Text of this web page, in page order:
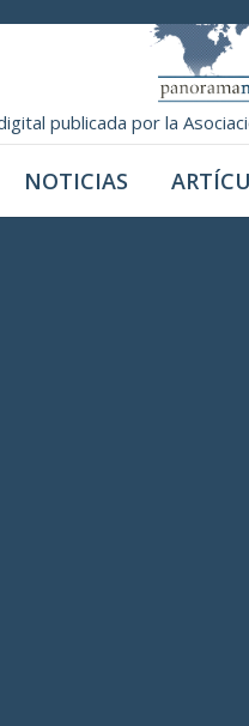
publicada por la
NOTICIAS